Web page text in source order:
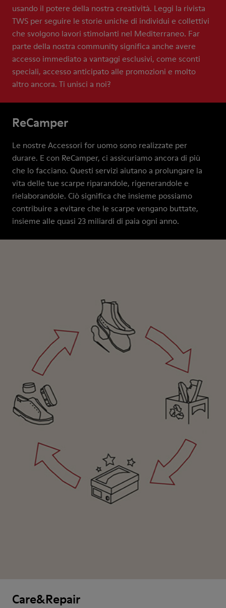
usando il potere della nostra creatività. Leggi la rivista
TWS per seguire le storie uniche di individui e collettivi
che svolgono lavori stimolanti nel Mediterraneo. Far
parte della nostra community significa anche avere
accesso immediato a vantaggi esclusivi, come sconti
speciali, accesso anticipato alle promozioni e molto
altro ancora. Ti unisci a noi?
ReCamper
Le nostre Accessori for uomo sono realizzate per
durare. E con ReCamper, ci assicuriamo ancora di più
che lo facciano. Questi servizi aiutano a prolungare la
vita delle tue scarpe riparandole, rigenerandole e
rielaborandole. Ciò significa che insieme possiamo
contribuire a evitare che le scarpe vengano buttate,
insieme alle quasi 23 miliardi di paia ogni anno.
Care&Repair